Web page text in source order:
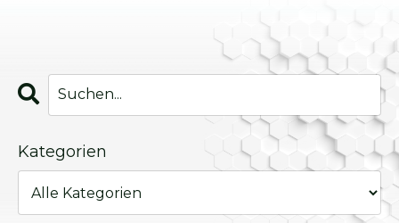
Kategorien